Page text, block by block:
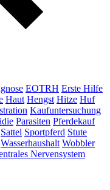
EOTRH Erste Hilfe
Haut Hengst Hitze Huf
Kaufuntersuchung
Parasiten Pferdekauf
Sattel Sportpferd Stute
Wasserhaushalt Wobbler
Nervensystem